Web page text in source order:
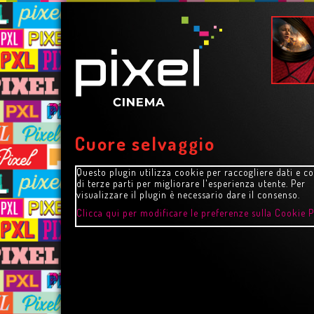
Cuore selvaggio
Questo plugin utilizza cookie per raccogliere dati e
di terze parti per migliorare l'esperienza utente. Per
visualizzare il plugin è necessario dare il consenso.
Clicca qui per modificare le preferenze sulla Cookie